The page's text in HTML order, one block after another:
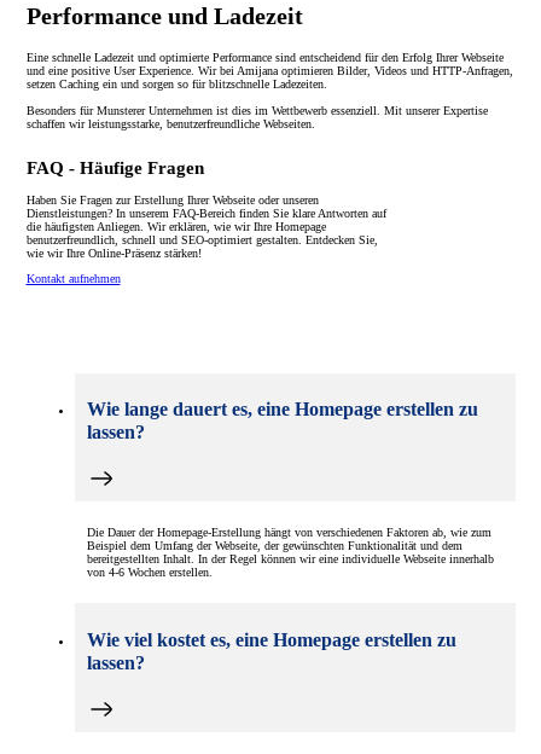
Performance und Ladezeit
Eine schnelle Ladezeit und optimierte Performance sind entscheidend für den Erfolg Ihrer Webseite
und eine positive User Experience. Wir bei Amijana optimieren Bilder, Videos und HTTP-Anfragen,
setzen Caching ein und sorgen so für blitzschnelle Ladezeiten.
Besonders für Munsterer Unternehmen ist dies im Wettbewerb essenziell. Mit unserer Expertise
schaffen wir leistungsstarke, benutzerfreundliche Webseiten.
FAQ - Häufige Fragen
Haben Sie Fragen zur Erstellung Ihrer Webseite oder unseren
Dienstleistungen? In unserem FAQ-Bereich finden Sie klare Antworten auf
die häufigsten Anliegen. Wir erklären, wie wir Ihre Homepage
benutzerfreundlich, schnell und SEO-optimiert gestalten. Entdecken Sie,
wie wir Ihre Online-Präsenz stärken!
Kontakt aufnehmen
Wie lange dauert es, eine Homepage erstellen zu
lassen?
Die Dauer der Homepage-Erstellung hängt von verschiedenen Faktoren ab, wie zum
Beispiel dem Umfang der Webseite, der gewünschten Funktionalität und dem
bereitgestellten Inhalt. In der Regel können wir eine individuelle Webseite innerhalb
von 4-6 Wochen erstellen.
Wie viel kostet es, eine Homepage erstellen zu
lassen?